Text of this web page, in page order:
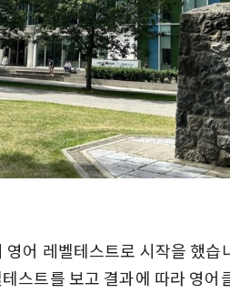
어 레벨테스트로 시작을 했습
스트를 보고 결과에 따라 영어